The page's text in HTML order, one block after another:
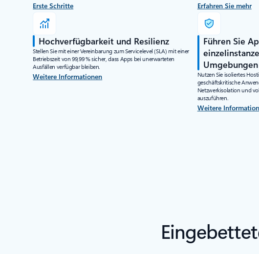
Erste Schritte Erfahren Sie mehr
Hochverfügbarkeit und Resilienz
Stellen Sie mit einer Vereinbarung zum Servicelevel (SLA) mit einer
Betriebszeit von 99,99 % sicher, dass Apps bei unerwarteten
Ausfällen verfügbar bleiben.
Weitere Informationen
Führen Sie
Umgebungen
Nutzen Sie isoliertes
geschäftskritische
Netzwerkisolation und
auszuführen.
Weitere